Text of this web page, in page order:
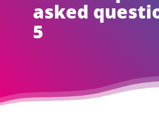
asked
5